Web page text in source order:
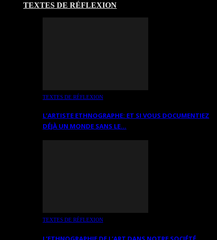
TEXTES DE RÉFLEXION
TEXTES DE RÉFLEXION
L’ARTISTE ETHNOGRAPHE: ET SI VOUS DOCUMENTIEZ
DÉJÀ UN MONDE SANS LE…
TEXTES DE RÉFLEXION